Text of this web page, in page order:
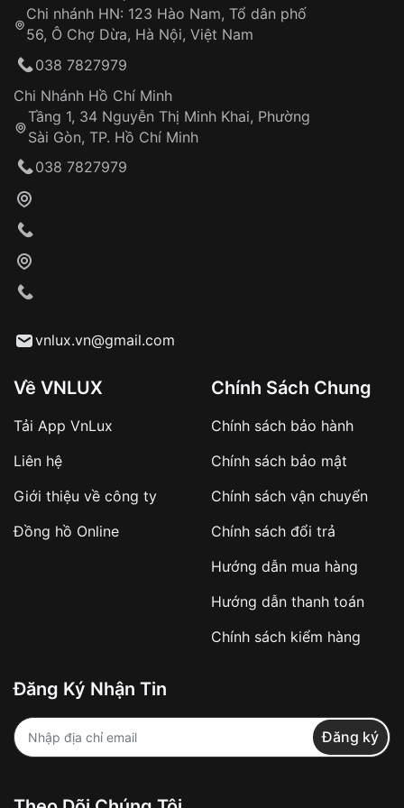
Từ khóa SEO:
Khách hàng kiểm tra và thanh toán trực tiếp
Từ khóa SEO:
sản phẩm đặc biệt
hàng
Số tiền còn lại thanh toán khi nhận hàng hoặc
✔️ Đảm bảo xử lý đơn hàng nhanh chóng
✔️ Hạn chế tình trạng hủy đơn không mong
Từ khóa SEO:
Khách hàng được
Đảm bảo quyền lợi khách hàng
Đồng hành cùng khách hàng trong suốt quá
trình sử dụng
Chi nhánh HN: 123 Hào Nam, Tổ dân phố
56, Ô Chợ Dừa, Hà Nội, Việt Nam
038 7827979
Chi Nhánh Hồ Chí Minh
Tầng 1, 34 Nguyễn Thị Minh Khai, Phường
Sài Gòn, TP. Hồ Chí Minh
038 7827979
vnlux.vn@gmail.com
Về VNLUX
Tải App VnLux
Liên hệ
Giới thiệu về công ty
Đồng hồ Online
Chính Sách Chung
Chính sách bảo hành
Chính sách bảo mật
Chính sách vận chuyển
Chính sách đổi trả
Hướng dẫn mua hàng
Hướng dẫn thanh toán
Chính sách kiểm hàng
Đăng Ký Nhận Tin
Đăng ký